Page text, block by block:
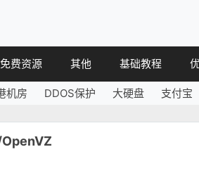
免费资源
空间
费VPS
其他
简讯
基础教程
机房 DDOS保护 大硬盘 支付宝